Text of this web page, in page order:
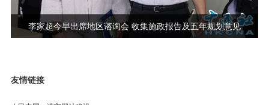
李家超今早出席地区谘询会 收集施政报告及五年规划意见
友情链接